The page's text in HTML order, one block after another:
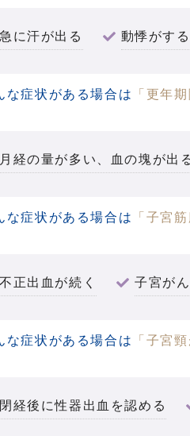
急に汗が出る 動悸がする
な症状がある場合は 「更年
月経の量が多い、血の塊が出
な症状がある場合は 「子宮筋
不正出血が続く 子宮が
な症状がある場合は 「子宮頸
閉経後に性器出血を認める